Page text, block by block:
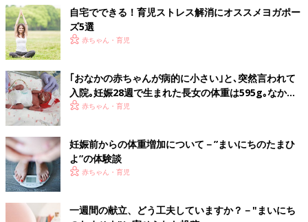
自宅でできる！育児ストレス解消にオススメヨガポー
ズ5選
赤ちゃん・育児
｢おなかの赤ちゃんが病的に小さい｣と､突然言われて
入院｡妊娠28週で生まれた長女の体重は595g｡なかな
か会えない日々に涙した【低出生体重児】
赤ちゃん・育児
妊娠前からの体重増加について－”まいにちのたまひ
よ”の体験談
赤ちゃん・育児
一週間の献立、どう工夫していますか？－"まいにち